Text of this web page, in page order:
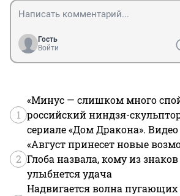
Гость
Войти
1
«Минус — слишком много
российский ниндзя-
сериале «Дом Дракона». Видео
2
«Август принесет новые
Глоба назвала, кому из
улыбнется удача
Надвигается волна